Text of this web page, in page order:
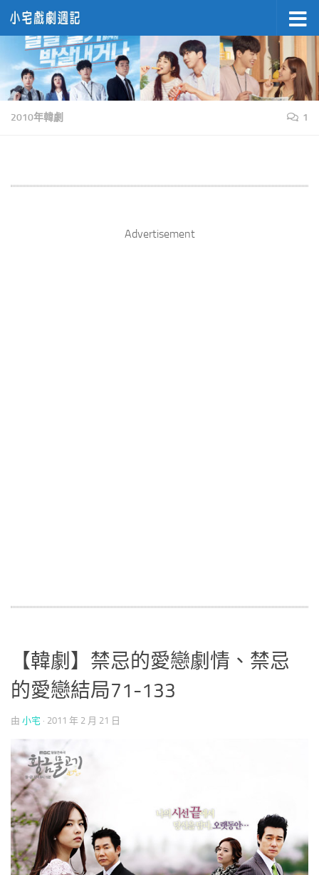
Skip to content
2010年韓劇 1
Advertisement
【韓劇】禁忌的愛戀劇情、禁忌
的愛戀結局71-133
由 小宅 · 2011 年 2 月 21 日